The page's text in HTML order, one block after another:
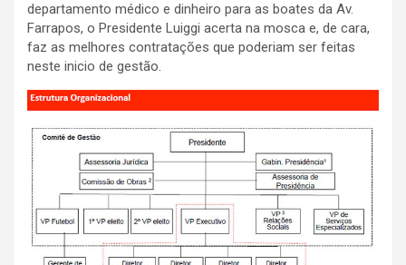
departamento médico e dinheiro para as boates da Av.
Farrapos, o Presidente Luiggi acerta na mosca e, de cara,
faz as melhores contratações que poderiam ser feitas
neste inicio de gestão.